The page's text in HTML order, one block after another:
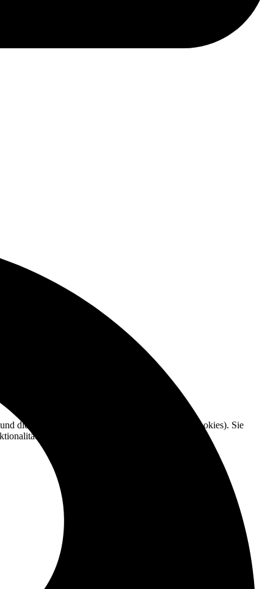
die Nutzererfahrung zu verbessern (Tracking Cookies). Sie
der Seite zur Verfügung stehen.